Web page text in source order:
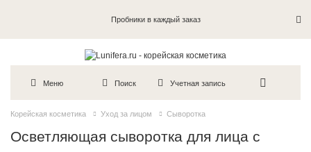
Пробники в каждый заказ
Меню Поиск Учетная запись
Корейская косметика Уход за лицом Сыворотка
Осветляющая сыворотка для лица с